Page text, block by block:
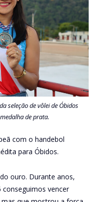
seleção de vôlei de Óbidos
de prata.
com o handebol
para Óbidos.
ouro. Durante anos,
vencer